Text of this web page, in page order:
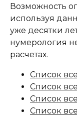
Возможность
используя
уже десятки
нумерология
расчетах.
Список
Список
Список
Список